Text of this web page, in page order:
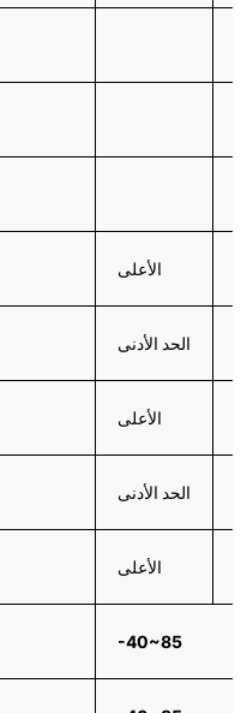
الأعلى
الحد الأدنى
الأعلى
الحد الأدنى
الأعلى
-40~85